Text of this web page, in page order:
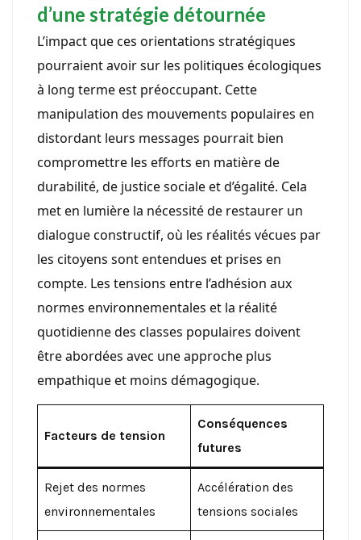
d’une stratégie détournée
L’impact que ces orientations stratégiques
pourraient avoir sur les politiques écologiques
à long terme est préoccupant. Cette
manipulation des mouvements populaires en
distordant leurs messages pourrait bien
compromettre les efforts en matière de
durabilité, de justice sociale et d’égalité. Cela
met en lumière la nécessité de restaurer un
dialogue constructif, où les réalités vécues par
les citoyens sont entendues et prises en
compte. Les tensions entre l’adhésion aux
normes environnementales et la réalité
quotidienne des classes populaires doivent
être abordées avec une approche plus
empathique et moins démagogique.
Facteurs de tension
Conséquences
futures
Rejet des normes
environnementales
Accélération des
tensions sociales